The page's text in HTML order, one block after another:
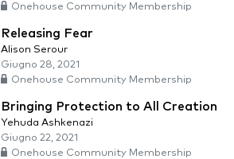
Onehouse Community Membership
Releasing Fear
Alison Serour
Giugno 28, 2021
Onehouse Community Membership
Bringing Protection to All Creation
Yehuda Ashkenazi
Giugno 22, 2021
Onehouse Community Membership